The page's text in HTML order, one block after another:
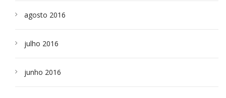
agosto 2016
julho 2016
junho 2016